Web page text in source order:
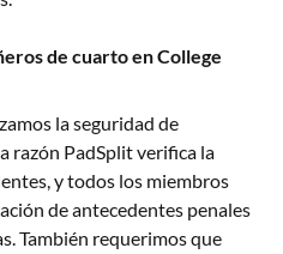
de cuarto en College
la seguridad de
razón PadSplit verifica la
y todos los miembros
de antecedentes penales
También requerimos que